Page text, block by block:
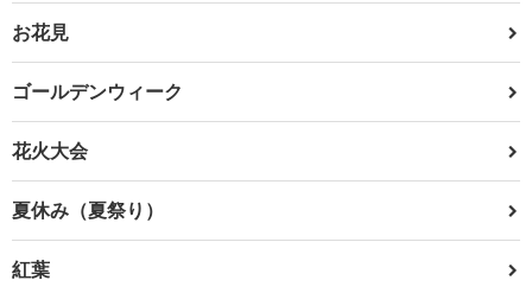
お花見
ゴールデンウィーク
花火大会
夏休み（夏祭り）
紅葉